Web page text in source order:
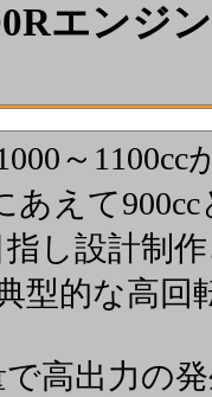
エンジ
～
あえて
し設計制
型的な高回
高出力の